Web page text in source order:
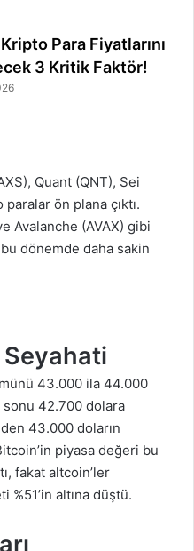
Para Fiyatlarını
3 Kritik Faktör!
Quant (QNT), Sei
ön plana çıktı.
Avalanche (AVAX) gibi
dönemde daha sakin
Seyahati
43.000 ila 44.000
sonu 42.700 dolara
43.000 doların
piyasa değeri bu
fakat altcoin’ler
%51’in altına düştü.